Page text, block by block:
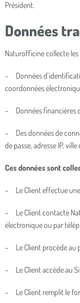
Président.
Données
Naturofficine collecte
– Données
coordonnées
– Données financières
– Des données de
de passe, adresse IP,
Ces données sont
– Le Client effectue
– Le Client contacte
électronique ou par
– Le Client procède au
– Le Client accède au
– Le Client remplit le